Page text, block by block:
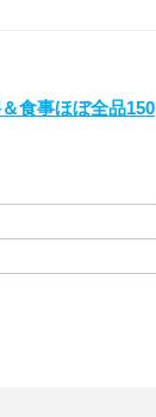
食事ほぼ全品150